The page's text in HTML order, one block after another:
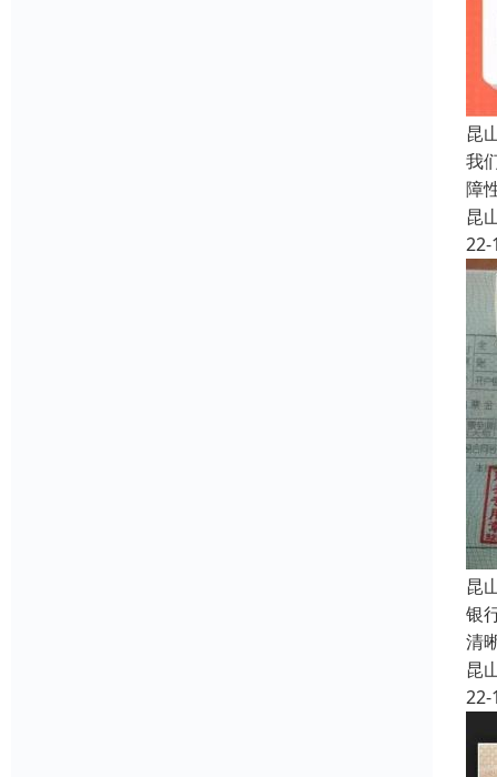
昆
我
障
昆
22-
昆
银
清
昆
22-